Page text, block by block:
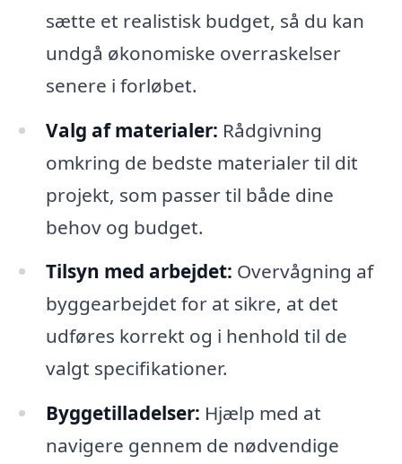
sætte et realistisk budget, så du kan
undgå økonomiske overraskelser
senere i forløbet.
Valg af materialer: Rådgivning
omkring de bedste materialer til dit
projekt, som passer til både dine
behov og budget.
Tilsyn med arbejdet: Overvågning af
byggearbejdet for at sikre, at det
udføres korrekt og i henhold til de
valgt specifikationer.
Byggetilladelser: Hjælp med at
navigere gennem de nødvendige